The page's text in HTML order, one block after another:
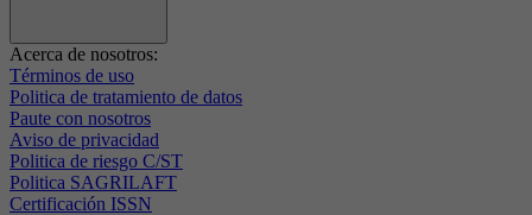
Acerca de nosotros:
Términos de uso
Politica de tratamiento de datos
Paute con nosotros
Aviso de privacidad
Politica de riesgo C/ST
Politica SAGRILAFT
Certificación ISSN